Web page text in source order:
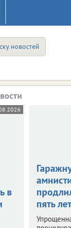
новостей
в
пять лет